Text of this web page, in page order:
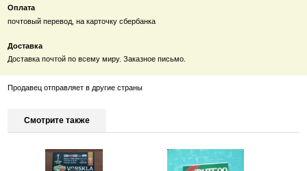
Оплата
почтовый перевод, на карточку сбербанка
Доставка
Доставка почтой по всему миру. Заказное письмо.
Продавец отправляет в другие страны
Смотрите также